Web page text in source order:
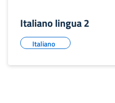
Italiano lingua 2
Italiano